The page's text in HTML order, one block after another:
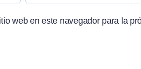
web en este navegador para la